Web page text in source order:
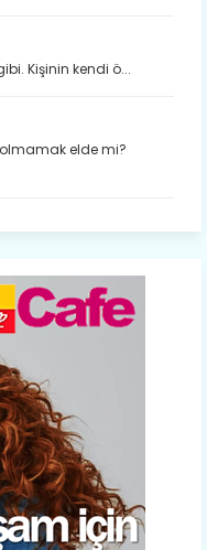
Kişinin kendi ö...
elde mi?